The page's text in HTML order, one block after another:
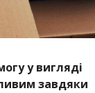
у вигляді
завдяки